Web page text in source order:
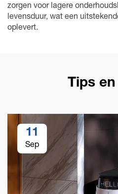
zorgen voor lagere
levensduur, wat een
oplevert.
Tips
11
Sep